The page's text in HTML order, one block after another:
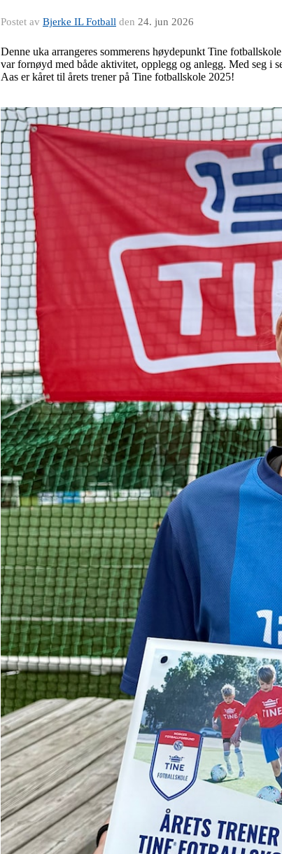
Postet av Bjerke IL Fotball den 24. jun 2026
Denne uka arrangeres sommerens høydepunkt Tine
var fornøyd med både aktivitet, opplegg og anlegg. Med seg i
Aas er kåret til årets trener på Tine fotballskole 2025!